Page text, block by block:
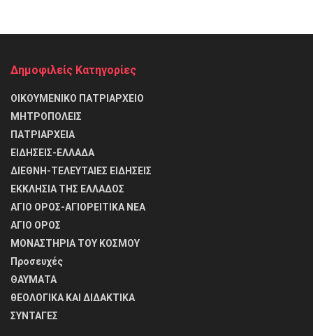
Δημοφιλείς Κατηγορίες
ΟΙΚΟΥΜΕΝΙΚΟ ΠΑΤΡΙΑΡΧΕΙΟ
ΜΗΤΡΟΠΟΛΕΙΣ
ΠΑΤΡΙΑΡΧΕΙΑ
ΕΙΔΗΣΕΙΣ-ΕΛΛΑΔΑ
ΔΙΕΘΝΗ-ΤΕΛΕΥΤΑΙΕΣ ΕΙΔΗΣΕΙΣ
ΕΚΚΛΗΣΙΑ ΤΗΣ ΕΛΛΑΔΟΣ
ΑΓΙΟ ΟΡΟΣ-ΑΓΙΟΡΕΙΤΙΚΑ ΝΕΑ
ΑΓΙΟ ΟΡΟΣ
ΜΟΝΑΣΤΗΡΙΑ ΤΟΥ ΚΟΣΜΟΥ
Προσευχές
ΘΑΥΜΑΤΑ
θΕΟΛΟΓΙΚΑ ΚΑΙ ΔΙΔΑΚΤΙΚΑ
ΣΥΝΤΑΓΕΣ